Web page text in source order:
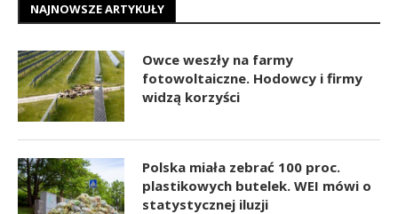
NAJNOWSZE ARTYKUŁY
Owce weszły na farmy
fotowoltaiczne. Hodowcy i firmy
widzą korzyści
Polska miała zebrać 100 proc.
plastikowych butelek. WEI mówi o
statystycznej iluzji